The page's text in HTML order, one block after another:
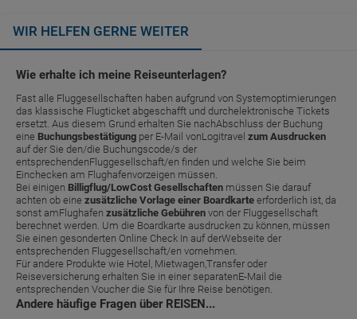
WIR HELFEN GERNE WEITER
Wie erhalte ich meine Reiseunterlagen?
Fast alle Fluggesellschaften haben aufgrund von Systemoptimierungen
das klassische Flugticket abgeschafft und durchelektronische Tickets
ersetzt. Aus diesem Grund erhalten Sie nachAbschluss der Buchung
eine Buchungsbestätigung per E-Mail vonLogitravel zum Ausdrucken
auf der Sie den/die Buchungscode/s der
entsprechendenFluggesellschaft/en finden und welche Sie beim
Einchecken am Flughafenvorzeigen müssen.
Bei einigen Billigflug/LowCost Gesellschaften müssen Sie darauf
achten ob eine zusätzliche Vorlage einer Boardkarte erforderlich ist, da
sonst amFlughafen zusätzliche Gebühren von der Fluggesellschaft
berechnet werden. Um die Boardkarte ausdrucken zu können, müssen
Sie einen gesonderten Online Check In auf derWebseite der
entsprechenden Fluggesellschaft/en vornehmen.
Für andere Produkte wie Hotel, Mietwagen,Transfer oder
Reiseversicherung erhalten Sie in einer separatenE-Mail die
entsprechenden Voucher die Sie für Ihre Reise benötigen.
Andere häufige Fragen über REISEN...